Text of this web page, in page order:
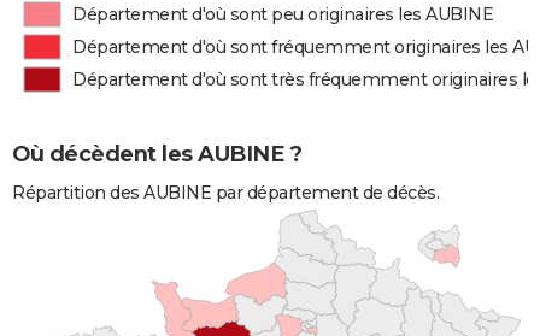
Département d'où sont peu originaires les AUBINE
Département d'où sont fréquemment originaires les
Département d'où sont très fréquemment originaires
Où décèdent les AUBINE ?
Répartition des AUBINE par département de décès.